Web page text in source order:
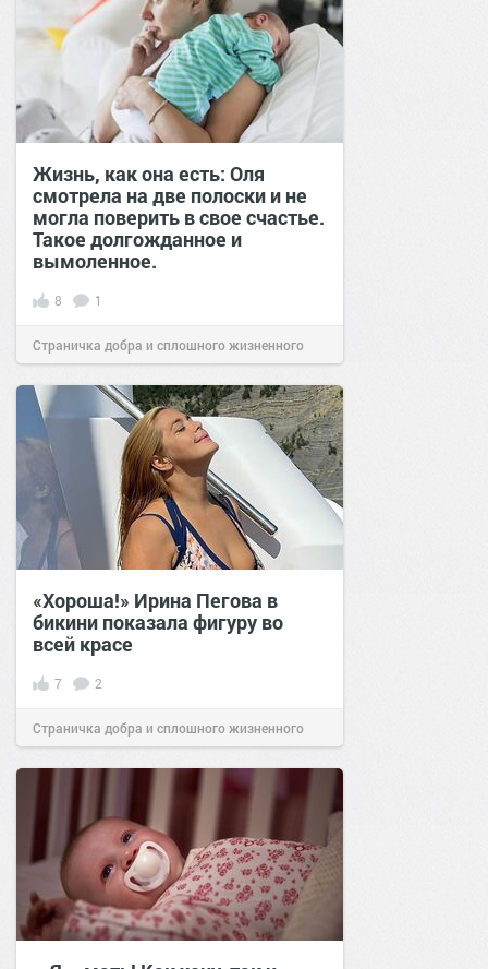
Жизнь, как она есть: Оля
смотрела на две полоски и не
могла поверить в свое счастье.
Такое долгожданное и
вымоленное.
8 1
Страничка добра и сплошного жизненного
позитива!22:5608 авг 2024
«Хороша!» Ирина Пегова в
бикини показала фигуру во
всей красе
7 2
Страничка добра и сплошного жизненного
позитива!23:0009 дек 2021